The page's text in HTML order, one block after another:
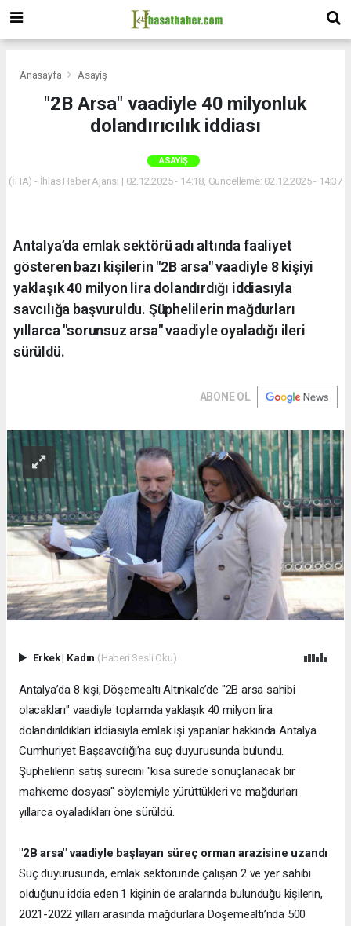
Anasayfa Asayiş
"2B Arsa" vaadiyle 40 milyonluk
dolandırıcılık iddiası
ASAYIŞ
(İHA) - İhlas Haber Ajansı | 02.12.2025 - 14:18, Güncelleme: 02.12.2025 - 14:37
Antalya’da emlak sektörü adı altında faaliyet
gösteren bazı kişilerin "2B arsa" vaadiyle 8 kişiyi
yaklaşık 40 milyon lira dolandırdığı iddiasıyla
savcılığa başvuruldu. Şüphelilerin mağdurları
yıllarca "sorunsuz arsa" vaadiyle oyaladığı ileri
sürüldü.
ABONE OL
Erkek| Kadın (Haberi Sesli Oku)
Antalya’da 8 kişi, Döşemealtı Altınkale’de "2B arsa sahibi
olacakları" vaadiyle toplamda yaklaşık 40 milyon lira
dolandırıldıkları iddiasıyla emlak işi yapanlar hakkında Antalya
Cumhuriyet Başsavcılığı’na suç duyurusunda bulundu.
Şüphelilerin satış sürecini "kısa sürede sonuçlanacak bir
mahkeme dosyası" söylemiyle yürüttükleri ve mağdurları
yıllarca oyaladıkları öne sürüldü.
"2B arsa" vaadiyle başlayan süreç orman arazisine uzandı
Suç duyurusunda, emlak sektöründe çalışan 2 ve yer sahibi
olduğunu iddia eden 1 kişinin de aralarında bulunduğu kişilerin,
2021-2022 yılları arasında mağdurlara Döşemealtı’nda 500